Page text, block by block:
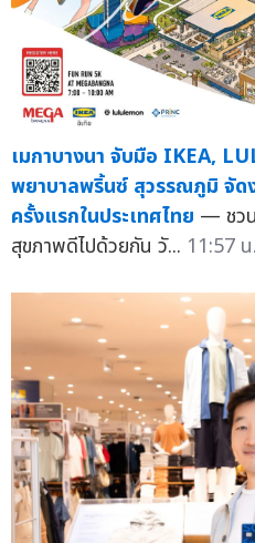
เมกาบางนา จับมือ IKEA,
พยาบาลพริ้นซ์ สุวรรณภูมิ จัด
ครั้งแรกในประเทศไทย — ชว
สุขภาพดีไปด้วยกัน วั... 11:57 น.